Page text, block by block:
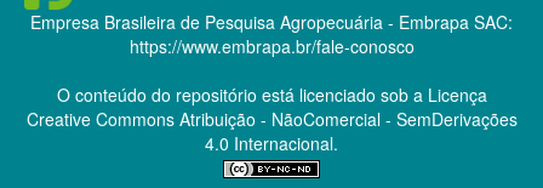
Empresa Brasileira de Pesquisa Agropecuária - Embrapa SAC:
https://www.embrapa.br/fale-conosco
O conteúdo do repositório está licenciado sob a Licença
Creative CommonsAtribuição - NãoComercial - SemDerivações
4.0 Internacional.